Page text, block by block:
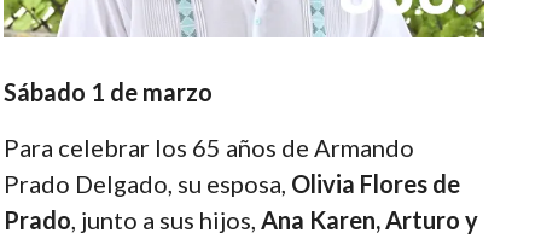
Sábado 1 de marzo
Para celebrar los 65 años de Armando
Prado Delgado, su esposa, Olivia Flores de
Prado, junto a sus hijos, Ana Karen, Arturo y